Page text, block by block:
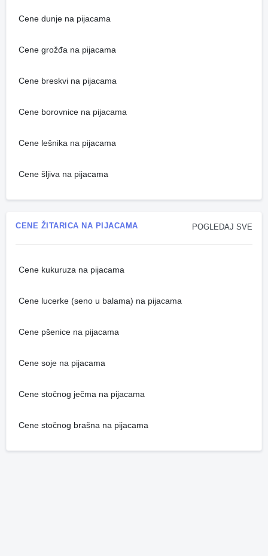
Cene dunje na pijacama
Cene grožđa na pijacama
Cene breskvi na pijacama
Cene borovnice na pijacama
Cene lešnika na pijacama
Cene šljiva na pijacama
POGLEDAJ SVE
CENE ŽITARICA NA PIJACAMA
Cene kukuruza na pijacama
Cene lucerke (seno u balama) na pijacama
Cene pšenice na pijacama
Cene soje na pijacama
Cene stočnog ječma na pijacama
Cene stočnog brašna na pijacama